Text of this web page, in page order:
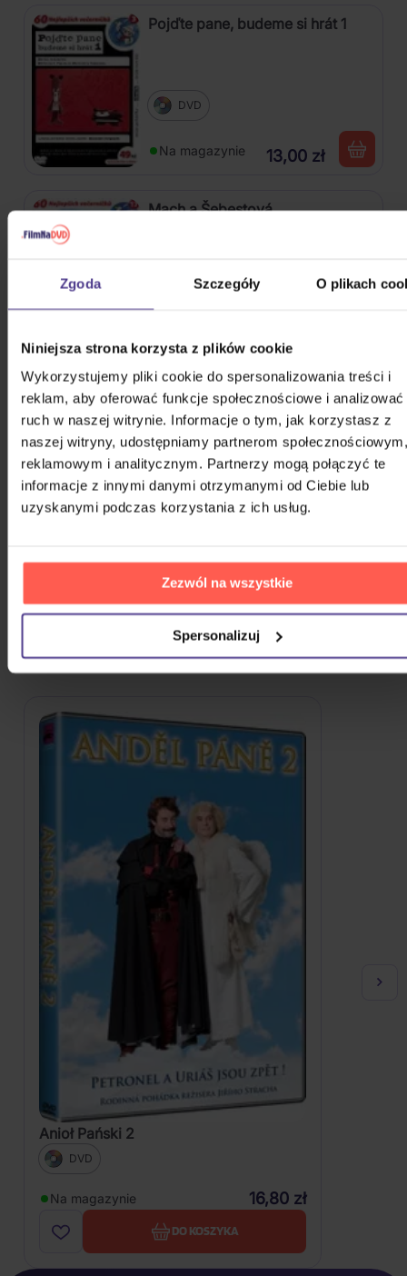
Zgoda Szczegóły O plikach
Niniejsza strona korzysta z plików cookie
Wykorzystujemy pliki cookie do spersonalizowania treści i
reklam, aby oferować funkcje społecznościowe i analizować
ruch w naszej witrynie. Informacje o tym, jak korzystasz z
naszej witryny, udostępniamy partnerom społecznościowym,
reklamowym i analitycznym. Partnerzy mogą połączyć te
informacje z innymi danymi otrzymanymi od Ciebie lub
uzyskanymi podczas korzystania z ich usług.
Zezwól na wszystkie
Spersonalizuj
Pojďte pane, budeme si hrát 1
DVD
Na magazynie 13,00 zł
Mach a Šebestová
DVD
13,00 zł
S tebou mě baví svět (Wersja
zremasterowana)
DVD
Na magazynie 16,80 zł
POKAŻ WSZYSTKIE
PODOBNE PRODUKTY
Że ten głos przypadł wam do gustu? Nie dziwimy się.
Sprawdźcie, co jeszcze możecie sobie pozwolić.
Anioł Pański 2
DVD
Na magazynie 16,80 zł
DO KOSZYKA